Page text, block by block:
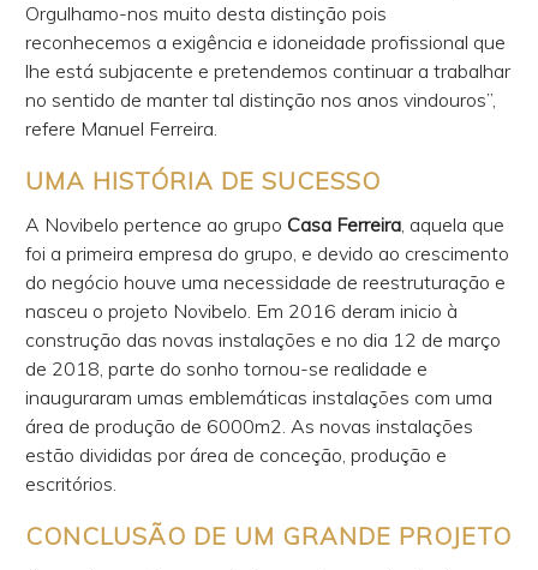
Orgulhamo-nos muito desta distinção pois
reconhecemos a exigência e idoneidade profissional que
lhe está subjacente e pretendemos continuar a trabalhar
no sentido de manter tal distinção nos anos vindouros”,
refere Manuel Ferreira.
UMA HISTÓRIA DE SUCESSO
A Novibelo pertence ao grupo Casa Ferreira , aquela que
foi a primeira empresa do grupo, e devido ao crescimento
do negócio houve uma necessidade de reestruturação e
nasceu o projeto Novibelo. Em 2016 deram inicio à
construção das novas instalações e no dia 12 de março
de 2018, parte do sonho tornou-se realidade e
inauguraram umas emblemáticas instalações com uma
área de produção de 6000m2. As novas instalações
estão divididas por área de conceção, produção e
escritórios.
CONCLUSÃO DE UM GRANDE PROJETO